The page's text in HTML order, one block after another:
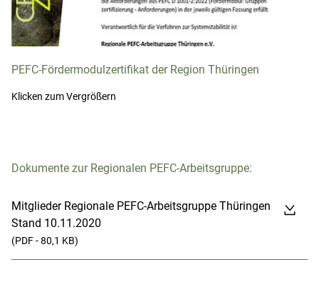
PEFC-Fördermodulzertifikat der Region Thüringen
Klicken zum Vergrößern
Dokumente zur Regionalen PEFC-Arbeitsgruppe:
Mitglieder Regionale PEFC-Arbeitsgruppe Thüringen
Stand 10.11.2020
(PDF - 80,1 KB)